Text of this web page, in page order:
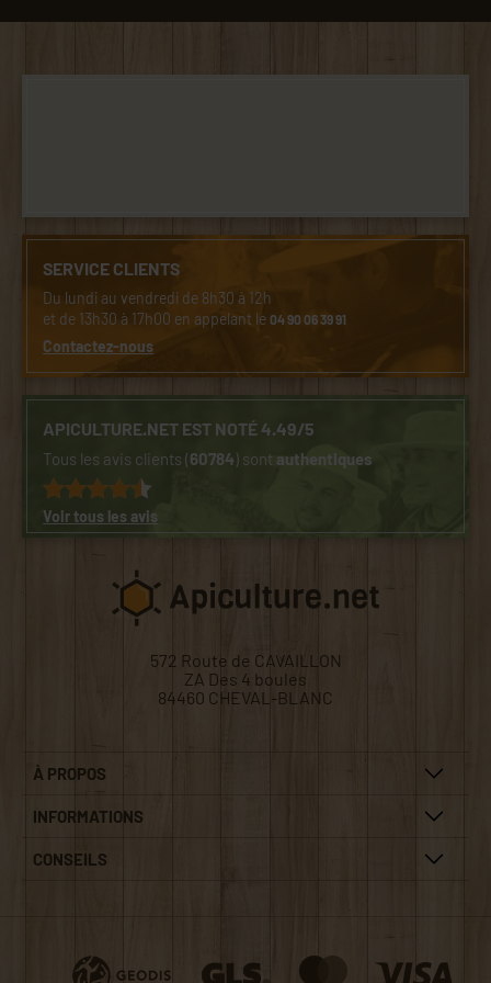
SERVICE CLIENTS
Du lundi au vendredi de 8h30 à 12h
et de 13h30 à 17h00 en appelant le04 90 06 39 91
Contactez-nous
APICULTURE.NET EST NOTÉ 4.49/5
Tous les avis clients (60784) sontauthentiques
Voir tous les avis
572 Route de CAVAILLON
ZA Des 4 boules
84460 CHEVAL-BLANC
À PROPOS
INFORMATIONS
CONSEILS